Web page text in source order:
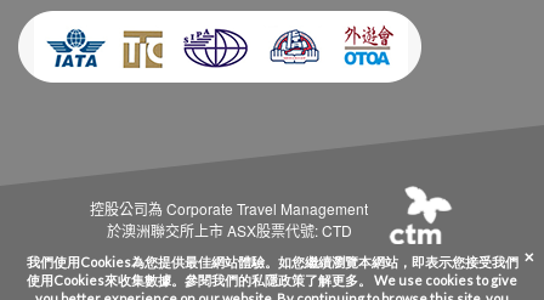
控股公司為 Corporate Travel Management
於澳洲聯交所上市 ASX股票代號: CTD
Copyright © Westminstertravel.com 西敏旅行社 牌照號碼 350488